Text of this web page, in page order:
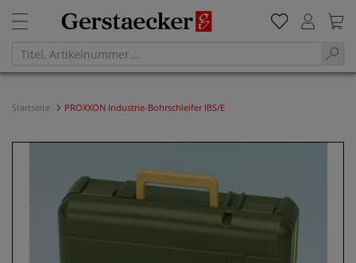
Startseite PROXXON Industrie-Bohrschleifer IBS/E